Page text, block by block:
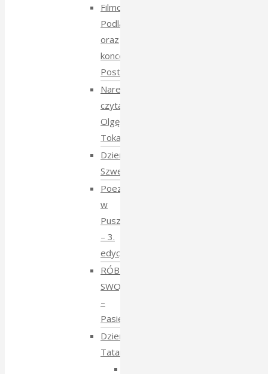
Filmowe
Podlasie
oraz
koncert
Postmana
Narewka
czyta
Olgę
Tokarczuk
Dzień
Szwedzki
Poezja
w
Puszczy
– 3.
edycja
RÓBMY
SWOJE
–
Pasieki
Dzień
Tatarski